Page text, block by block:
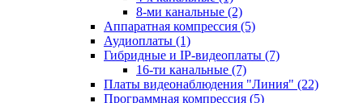
8-ми канальные (2)
Аппаратная компрессия (5)
Аудиоплаты (1)
Гибридные и IP-видеоплаты (7)
16-ти канальные (7)
Платы видеонаблюдения "Линия" (22)
Программная компрессия (5)